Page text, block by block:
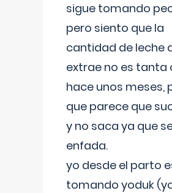
sigue tomando
pero siento que la
cantidad de leche
extrae no es tanta
hace unos meses,
que parece que
y no saca ya que
enfada.
yo desde el parto
tomando yoduk